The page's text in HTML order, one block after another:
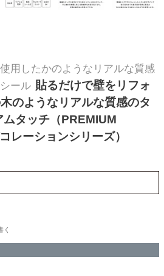
用したかのようなリアルな質感
ール 貼るだけで壁をリフォ
のようなリアルな質感のタ
タッチ（PREMIUM
レーションシリーズ）
く